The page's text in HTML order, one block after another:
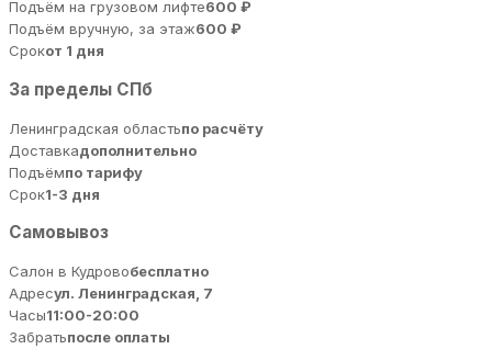
Подъём на грузовом лифте600 ₽
Подъём вручную, за этаж600 ₽
Срокот 1 дня
За пределы СПб
Ленинградская областьпо расчёту
Доставкадополнительно
Подъёмпо тарифу
Срок1-3 дня
Самовывоз
Салон в Кудровобесплатно
Адресул. Ленинградская, 7
Часы11:00-20:00
Забратьпосле оплаты